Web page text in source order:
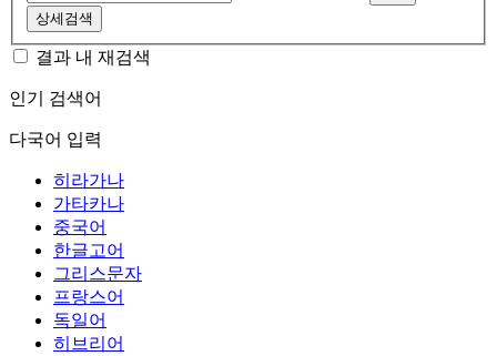
상세검색
결과 내 재검색
인기 검색어
다국어 입력
히라가나
가타카나
중국어
한글고어
그리스문자
프랑스어
독일어
히브리어